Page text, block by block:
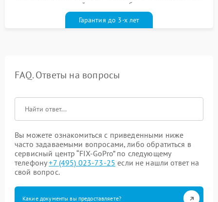
гарантийным талоном бесплатно
Гарантия до 3-х лет
FAQ. Ответы на вопросы
Вы можете ознакомиться с приведенными ниже
часто задаваемыми вопросами, либо обратиться в
сервисный центр “FIX-GoPro” по следующему
телефону+7 (495) 023-73-25 если не нашли ответ на
свой вопрос.
Какие документы вы предоставляете?